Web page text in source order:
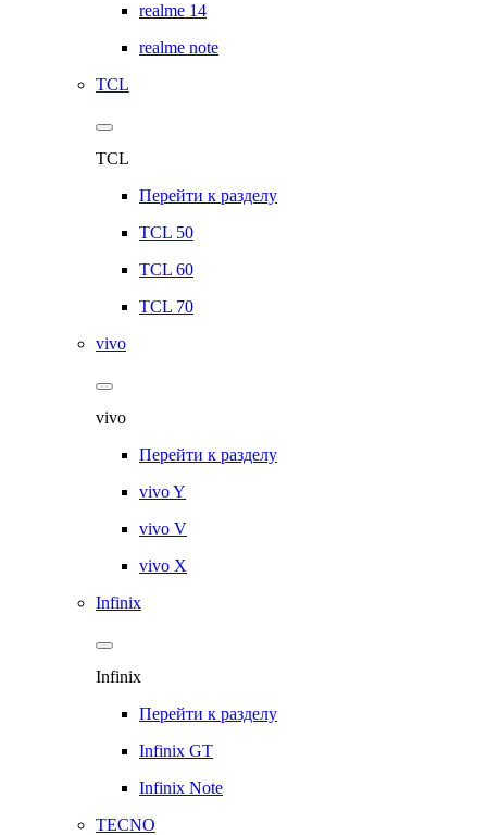
realme 14
realme note
TCL
TCL
Перейти к разделу
TCL 50
TCL 60
TCL 70
vivo
vivo
Перейти к разделу
vivo Y
vivo V
vivo X
Infinix
Infinix
Перейти к разделу
Infinix GT
Infinix Note
TECNO